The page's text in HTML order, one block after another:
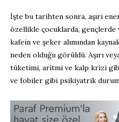
İşte bu tarihten sonra, aşırı
özellikle çocuklarda,
kafein ve şeker alımından
neden olduğu görüldü. Aşırı
tüketimi, aritmi ve kalp krizi
ve fobiler gibi psikiyatrik